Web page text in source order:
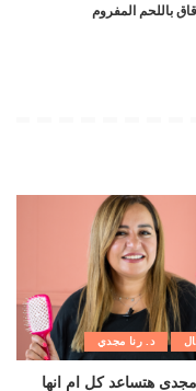
باللحم المفروم
د. رنا مجدي
هتساعد كل ام انها